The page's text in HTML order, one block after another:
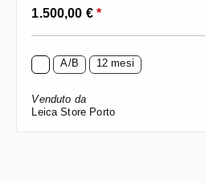
Prezzo normale:
1.500,00 €*
A/B 12 mesi
Venduto da
Leica Store Porto